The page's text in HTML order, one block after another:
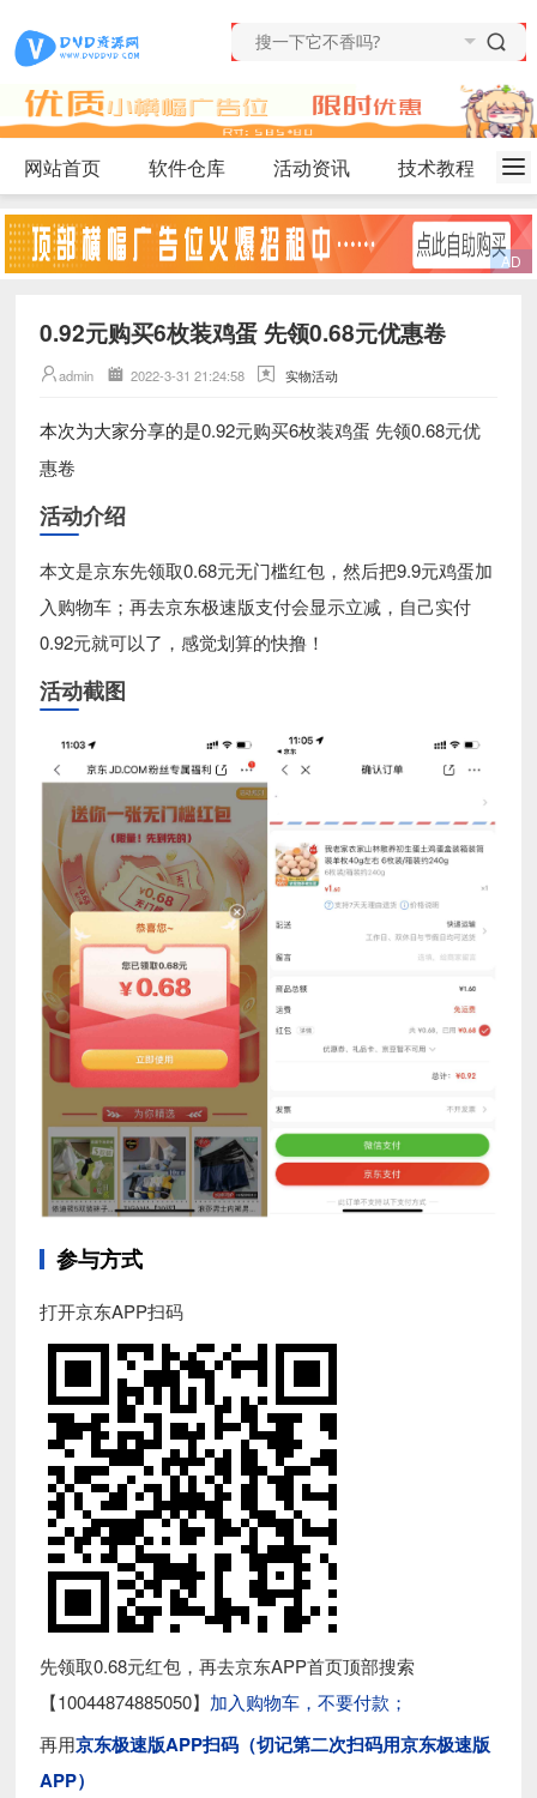
网站首页 软件仓库 活动资讯 技术教程
0.92元购买6枚装鸡蛋 先领0.68元优惠卷
admin 2022-3-31 21:24:58 实物活动
本次为大家分享的是0.92元购买6枚装鸡蛋 先领0.68元优
惠卷
活动介绍
本文是京东先领取0.68元无门槛红包，然后把9.9元鸡蛋加
入购物车；再去京东极速版支付会显示立减，自己实付
0.92元就可以了，感觉划算的快撸！
活动截图
参与方式
打开京东APP扫码
先领取0.68元红包，再去京东APP首页顶部搜索
【10044874885050】 加入购物车，不要付款；
再用京东极速版APP扫码（切记第二次扫码用京东极速版
APP）